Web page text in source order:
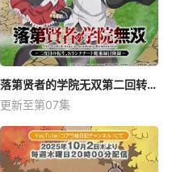
落第贤者的学院无双第二回转生，S等级作弊魔术师冒险记
更新至第07集